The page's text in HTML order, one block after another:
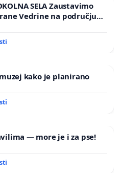
SELA Zaustavimo
Vedrine na području
kako je planirano
— more je i za pse!